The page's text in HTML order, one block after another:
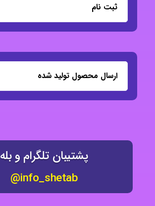
ثبت نام
ارسال محصول تولید شده
پشتیبان تلگرام و بله
info_shetab@